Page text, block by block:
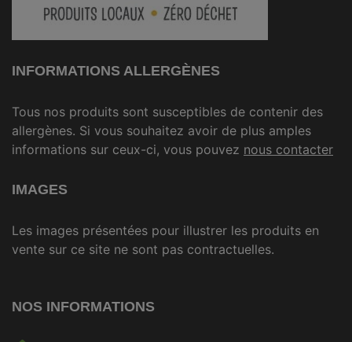
INFORMATIONS ALLERGÈNES
Tous nos produits sont susceptibles de contenir des
allergènes. Si vous souhaitez avoir de plus amples
informations sur ceux-ci, vous pouvez nous contacter
IMAGES
Les images présentées pour illustrer les produits en
vente sur ce site ne sont pas contractuelles.
NOS INFORMATIONS